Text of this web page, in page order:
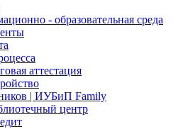
- образовательная среда
аттестация
| ИУБиП Family
центр